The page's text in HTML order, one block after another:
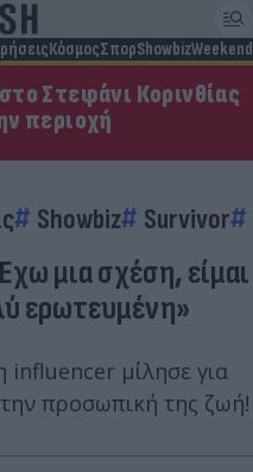
ΚόσμοςΣπορShowbizWeekend
Στεφάνι Κορινθίας
περιοχή
Showbiz Survivor
μια σχέση, είμαι
ερωτευμένη»
μίλησε για
προσωπική της ζωή!